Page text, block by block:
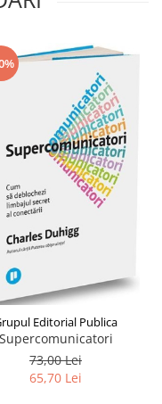
Editorial Publica
Supercomunicatori
73,00 Lei
65,70 Lei